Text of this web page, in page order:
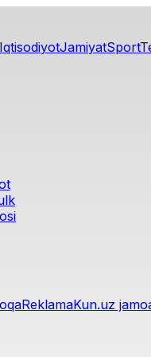
IqtisodiyotJamiyatSport
ReklamaKun.uz